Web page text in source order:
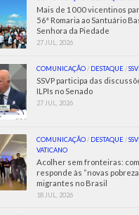
Mais de 1000 vicentinos
56ª Romaria ao Santuário
Senhora da Piedade
27 JUL, 2026
COMUNICAÇÃO / DESTAQUE /
SSVP participa das
ILPIs no Senado
27 JUL, 2026
COMUNICAÇÃO / DESTAQUE /
VATICANO
Acolher sem fronteiras:
responde às “novas
migrantes no Brasil
18 JUL, 2026